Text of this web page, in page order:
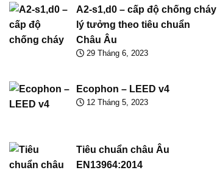
A2-s1,d0 – cấp độ chống cháy
lý tưởng theo tiêu chuẩn
Châu Âu
29 Tháng 6, 2023
Ecophon – LEED v4
12 Tháng 5, 2023
Tiêu chuẩn châu Âu
EN13964:2014